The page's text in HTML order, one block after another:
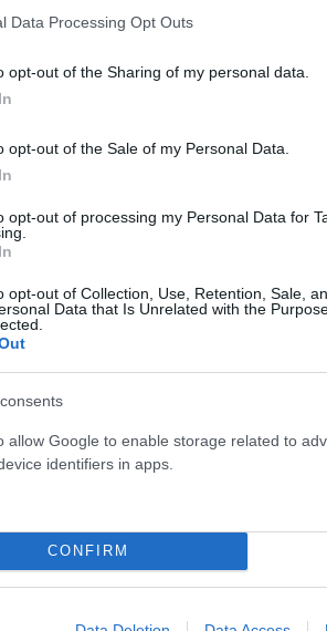
Data Processing Opt Outs
opt-out of the Sharing of my personal data.
opt-out of the Sale of my Personal Data.
opt-out of processing my Personal Data for
opt-out of Collection, Use, Retention, Sale,
Data that Is Unrelated with the
allow Google to enable storage related to
identifiers in apps.
CONFIRM
της Ρωσίας, θα
Fregat και θα είναι η πρώτη
ήπιας
συμπεριλαμβανομένου του